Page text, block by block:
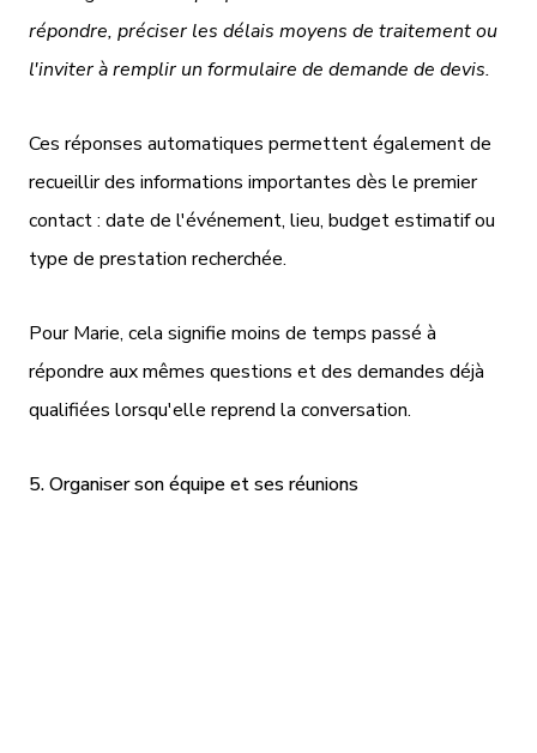
répondre, préciser les délais moyens de traitement ou
l'inviter à remplir un formulaire de demande de devis.
Ces réponses automatiques permettent également de
recueillir des informations importantes dès le premier
contact : date de l'événement, lieu, budget estimatif ou
type de prestation recherchée.
Pour Marie, cela signifie moins de temps passé à
répondre aux mêmes questions et des demandes déjà
qualifiées lorsqu'elle reprend la conversation.
5. Organiser son équipe et ses réunions